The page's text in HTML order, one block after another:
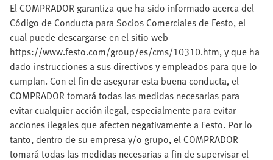
El COMPRADOR garantiza que ha sido informado acerca del
Código de Conducta para Socios Comerciales de Festo, el
cual puede descargarse en el sitio web
https://www.festo.com/group/es/cms/10310.htm, y que ha
dado instrucciones a sus directivos y empleados para que lo
cumplan. Con el fin de asegurar esta buena conducta, el
COMPRADOR tomará todas las medidas necesarias para
evitar cualquier acción ilegal, especialmente para evitar
acciones ilegales que afecten negativamente a Festo. Por lo
tanto, dentro de su empresa y/o grupo, el COMPRADOR
tomará todas las medidas necesarias a fin de supervisar el